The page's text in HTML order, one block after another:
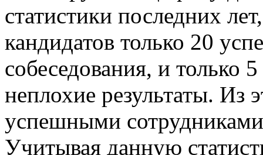
статистики последних
кандидатов только 20
собеседования, и только
неплохие результаты. Из
успешными сотрудниками
Учитывая данную